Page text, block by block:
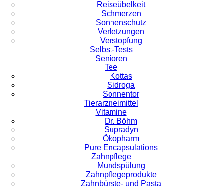
Reiseübelkeit
Schmerzen
Sonnenschutz
Verletzungen
Verstopfung
Selbst-Tests
Senioren
Tee
Kottas
Sidroga
Sonnentor
Tierarzneimittel
Vitamine
Dr. Böhm
Supradyn
Ökopharm
Pure Encapsulations
Zahnpflege
Mundspülung
Zahnpflegeprodukte
Zahnbürste- und Pasta